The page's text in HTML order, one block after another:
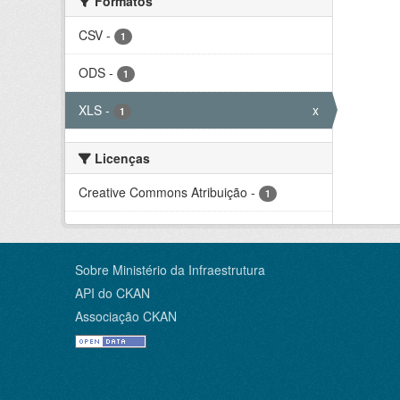
CSV - 1
ODS - 1
XLS - 1 x
Licenças
Creative Commons Atribuição - 1
Sobre Ministério da Infraestrutura
API do CKAN
Associação CKAN